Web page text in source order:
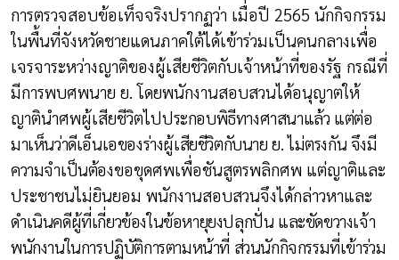
การตรวจสอบข้อเท็จจริงปรากฏว่า เมื่อปี 2565 นักกิจกรรม
ในพื้นที่จังหวัดชายแดนภาคใต้ได้เข้าร่วมเป็นคนกลางเพื่อ
เจรจาระหว่างญาติของผู้เสียชีวิตกับเจ้าหน้าที่ของรัฐ กรณีที่
มีการพบศพนาย ย. โดยพนักงานสอบสวนได้อนุญาตให้
ญาตินำศพผู้เสียชีวิตไปประกอบพิธีทางศาสนาแล้ว แต่ต่อ
มาเห็นว่าดีเอ็นเอของร่างผู้เสียชีวิตกับนาย ย. ไม่ตรงกัน จึงมี
ความจำเป็นต้องขอขุดศพเพื่อชันสูตรพลิกศพ แต่ญาติและ
ประชาชนไม่ยินยอม พนักงานสอบสวนจึงได้กล่าวหาและ
ดำเนินคดีผู้ที่เกี่ยวข้องในข้อหายุยงปลุกปั่น และขัดขวางเจ้า
พนักงานในการปฏิบัติการตามหน้าที่ ส่วนนักกิจกรรมที่เข้าร่วม